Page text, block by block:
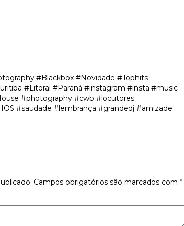
#Blackbox #Novidade #Tophits
#Litoral #Paraná #instagram #insta #music
#photography #cwb #locutores
#saudade #lembrança #grandedj #amizade
Campos obrigatórios são marcados com *